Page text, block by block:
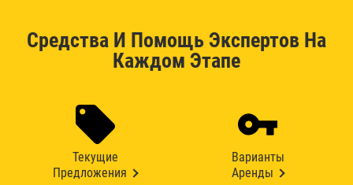
Средства И Помощь Экспертов На
Каждом Этапе
Текущие
Предложения
Варианты
Аренды